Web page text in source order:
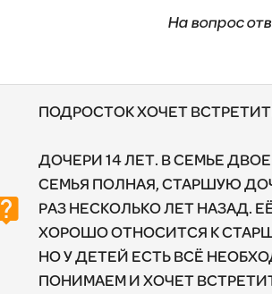
На вопрос
live_help
ПОДРОСТОК ХОЧЕТ
ДОЧЕРИ 14 ЛЕТ. В СЕМЬЕ
СЕМЬЯ ПОЛНАЯ, СТАРШУЮ
РАЗ НЕСКОЛЬКО ЛЕТ НАЗАД.
ХОРОШО ОТНОСИТСЯ К
НО У ДЕТЕЙ ЕСТЬ ВСЁ
ПОНИМАЕМ И ХОЧЕТ